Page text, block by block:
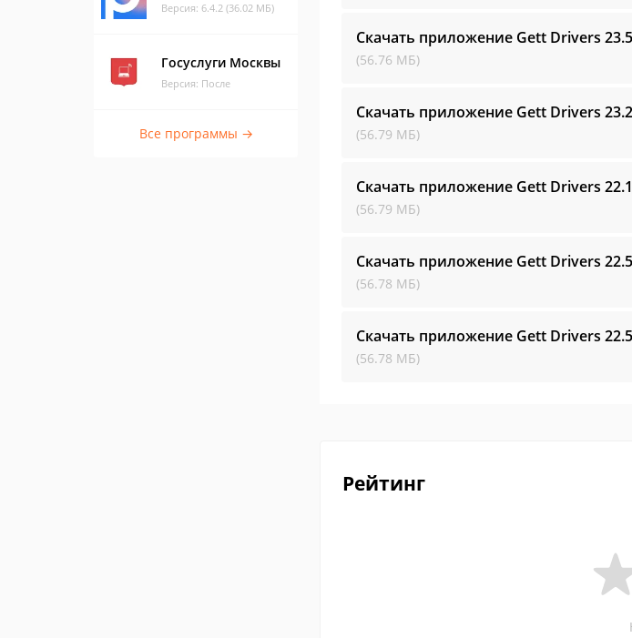
Версия: 6.4.2 (36.02 МБ)
Госуслуги Москвы
Версия: После
Все программы →
Скачать приложение Gett Drivers
(56.76 МБ)
Скачать приложение Gett Drivers
(56.79 МБ)
Скачать приложение Gett Drivers
(56.79 МБ)
Скачать приложение Gett Drivers
(56.78 МБ)
Скачать приложение Gett Drivers
(56.78 МБ)
Рейтинг